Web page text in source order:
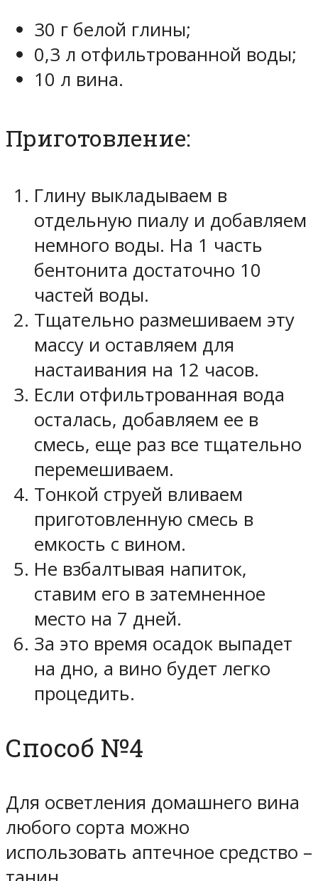
30 г белой глины;
0,3 л отфильтрованной воды;
10 л вина.
Приготовление:
Глину выкладываем в
отдельную пиалу и добавляем
немного воды. На 1 часть
бентонита достаточно 10
частей воды.
Тщательно размешиваем эту
массу и оставляем для
настаивания на 12 часов.
Если отфильтрованная вода
осталась, добавляем ее в
смесь, еще раз все тщательно
перемешиваем.
Тонкой струей вливаем
приготовленную смесь в
емкость с вином.
Не взбалтывая напиток,
ставим его в затемненное
место на 7 дней.
За это время осадок выпадет
на дно, а вино будет легко
процедить.
Способ №4
Для осветления домашнего вина
любого сорта можно
использовать аптечное средство –